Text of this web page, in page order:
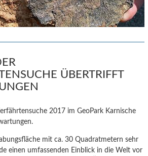
ÜBERTRIFFT
2017 im GeoPark Karnische
mit ca. 30 Quadratmetern sehr
einen umfassenden Einblick in die Welt vor